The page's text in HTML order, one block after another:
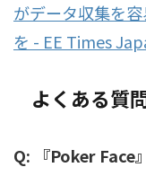
がデータ収集を
を - EE Times
よくある質
Q: 『Poker Face